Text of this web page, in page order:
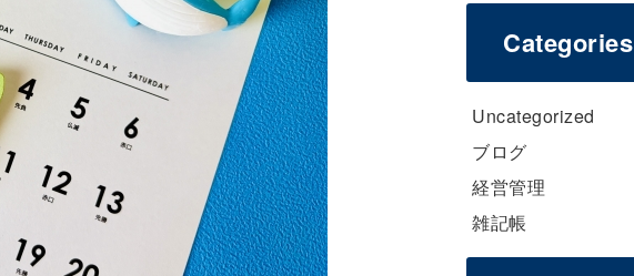
Categories
Uncategorized
ブログ
経営管理
雑記帳